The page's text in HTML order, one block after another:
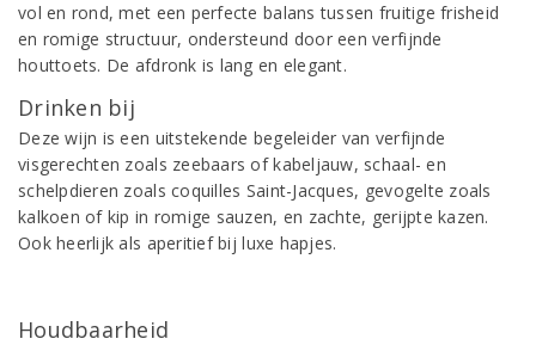
vol en rond, met een perfecte balans tussen fruitige frisheid
en romige structuur, ondersteund door een verfijnde
houttoets. De afdronk is lang en elegant.
Drinken bij
Deze wijn is een uitstekende begeleider van verfijnde
visgerechten zoals zeebaars of kabeljauw, schaal- en
schelpdieren zoals coquilles Saint-Jacques, gevogelte zoals
kalkoen of kip in romige sauzen, en zachte, gerijpte kazen.
Ook heerlijk als aperitief bij luxe hapjes.
Houdbaarheid